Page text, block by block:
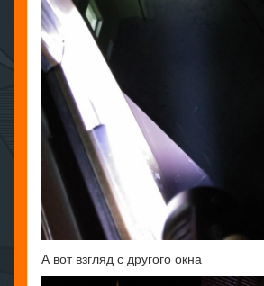
А вот взгляд с другого окна